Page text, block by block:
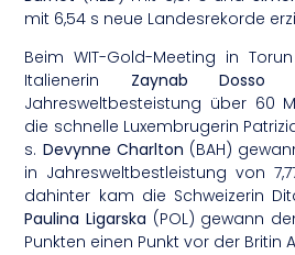
mit 6,54 s neue Landesrekorde
Beim WIT-Gold-Meeting in
Italienerin Zaynab Dosso
Jahresweltbesteistung über 60
die schnelle Luxembrugerin
s. Devynne Charlton (BAH)
in Jahresweltbestleistung von
dahinter kam die Schweizerin
Paulina Ligarska (POL) gewann
Punkten einen Punkt vor der Britin